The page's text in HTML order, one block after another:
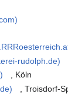
rudolph.de)
, Köln
, Troisdorf-